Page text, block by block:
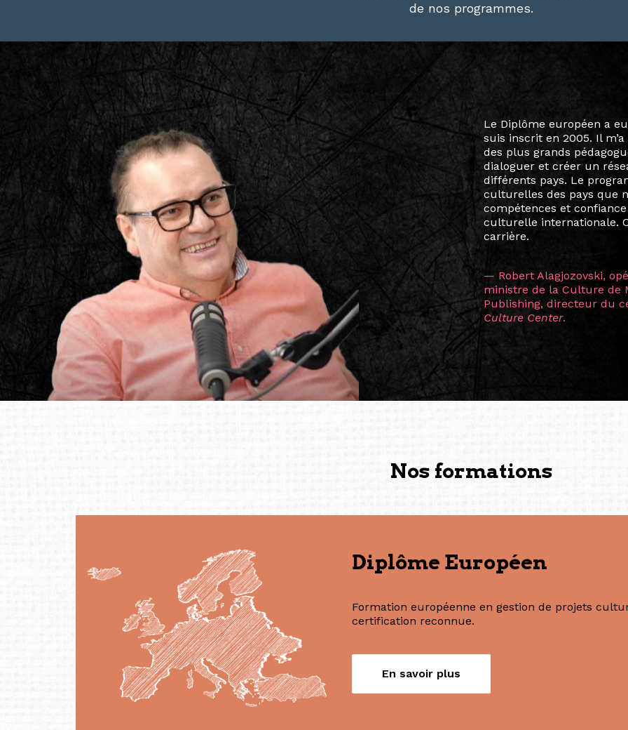
de nos programmes.
Le destin a voulu que ma
arts soient étroitement
Marcel Hicter, j’ai intégré
vibrant, qui s’est étendu
quelques mois, j’invitais
allant de Baguio City à
Manille, Tokyo et
consistant à connecter
continents.
L’une des rencontres
consœur Hicterienne
la vision ont transformé
Singapour à Berlin
les amitiés forgées
solidité et
vers de nouvelles
— Vanini Belarmino
(Photography: Geric Cruz)